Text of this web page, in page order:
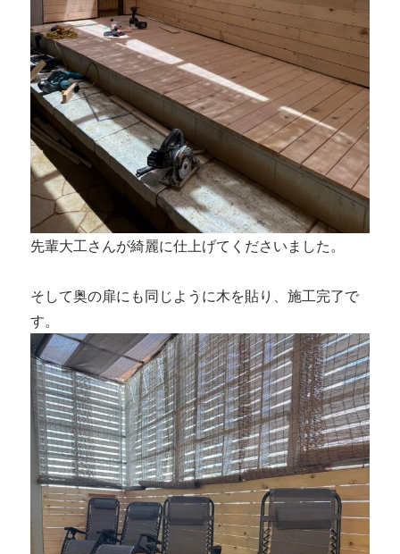
先輩大工さんが綺麗に仕上げてくださいました。
そして奥の扉にも同じように木を貼り、施工完了で
す。